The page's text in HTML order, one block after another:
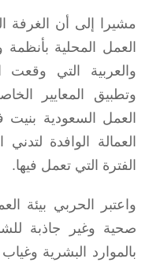
مشيرا إلى أن الغرفة
العمل المحلية بأنظمة
والعربية التي وقعت
وتطبيق المعايير
العمل السعودية
العمالة الوافدة
الفترة التي تعمل فيها.
واعتبر الحربي بيئة
صحية وغير جاذبة
بالموارد البشرية